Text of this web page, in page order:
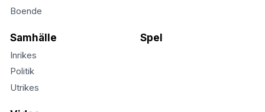
Boende
Samhälle
Inrikes
Politik
Utrikes
Spel